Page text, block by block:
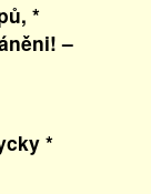
*
–
*